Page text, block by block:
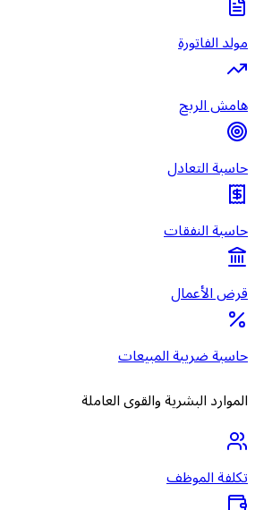
مولد الفاتورة
هامش الربح
حاسبة التعادل
حاسبة النفقات
قرض الأعمال
حاسبة ضريبة المبيعات
الموارد البشرية والقوى العاملة
تكلفة الموظف